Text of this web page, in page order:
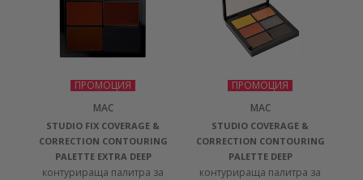
ПРОМОЦИЯ
MAC
STUDIO FIX COVERAGE &
CORRECTION CONTOURING
PALETTE EXTRA DEEP
контурираща палитра за
ПРОМОЦИЯ
MAC
STUDIO COVERAGE &
CORRECTION CONTOURING
PALETTE DEEP
контурираща палитра за